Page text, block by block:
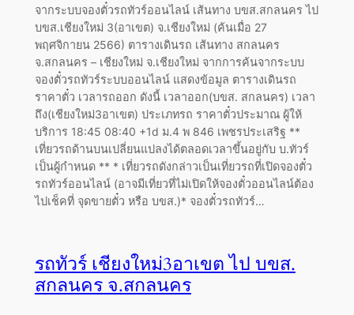
จากระบบจองตั๋วรถทัวร์ออนไลน์ เส้นทาง บขส.สกลนคร ไป
บขส.เชียงใหม่ 3(อาเขต) จ.เชียงใหม่ (ค้นเมื่อ 27
พฤศจิกายน 2566) ตารางเดินรถ เส้นทาง สกลนคร
จ.สกลนคร – เชียงใหม่ จ.เชียงใหม่ จากการค้นจากระบบ
จองตั๋วรถทัวร์ระบบออนไลน์ แสดงข้อมูล ตารางเดินรถ
ราคาตั๋ว เวลารถออก ดังนี้ เวลาออก(บขส. สกลนคร) เวลา
ถึง(เชียงใหม่3อาเขต) ประเภทรถ ราคาตั๋วประมาณ ผู้ให้
บริการ 18:45 08:40 +1d ม.4 พ 846 เพชรประเสริฐ **
เที่ยวรถด้านบนเปลี่ยนแปลงได้ตลอดเวลาขึ้นอยู่กับ บ.ทัวร์
เป็นผู้กำหนด ** * เที่ยวรถดังกล่าวเป็นเที่ยวรถที่เปิดจองตั๋ว
รถทัวร์ออนไลน์ (อาจมีเที่ยวที่ไม่เปิดให้จองตั๋วออนไลน์ต้อง
ไปเช็คที่ จุดขายตั๋ว หรือ บขส.)* จองตั๋วรถทัวร์…
รถทัวร์ เชียงใหม่3อาเขต ไป บขส.
สกลนคร จ.สกลนคร